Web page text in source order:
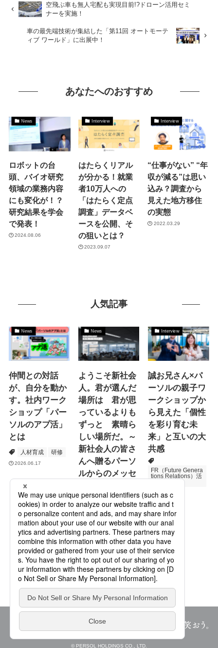
空飛ぶ車も無人宅配も実現目前!?ドローン活用セミ
ナーを実施！
車の最先端技術が集結した「第11回 オートモーテ
ィブ ワールド」に出展中！
あなたへのおすすめ
News
ロボットの台
頭、バイオ研究
領域の業務内容
にも変化が！？
研究結果を学会
で発表！
2024.08.06
Interview
はたらくリアル
が分かる！就業
者10万人への
「はたらく定点
調査」データベ
ースを公開、そ
の狙いとは？
2023.09.07
Interview
“仕事がない” “年
収が減る”は思い
込み？調査から
見えた地方移住
の実態
2022.03.29
人気記事
News
仲間との対話
が、自分を動か
す。社内ワーク
ショップ「パー
ソルのアプ活」
とは
人材育成 研修
2026.06.17
News
ようこそ新社会
人。君が選んだ
場所は 君が思
っているよりも
ずっと 素晴ら
しい場所だ。～
新社会人の皆さ
んへ贈るパーソ
ルからのメッセ
Specialized Servic
es
プロモーション
2026.05.19
Interview
誠お兄さん×パ
ーソルの親子ワ
ークショップか
ら見えた「個性
を彩り育む未
来」と互いの大
共感
FR（Future Genera
tions Relations）活
次世代育成
2026.06.16
© PERSOL HOLDINGS CO., LTD.